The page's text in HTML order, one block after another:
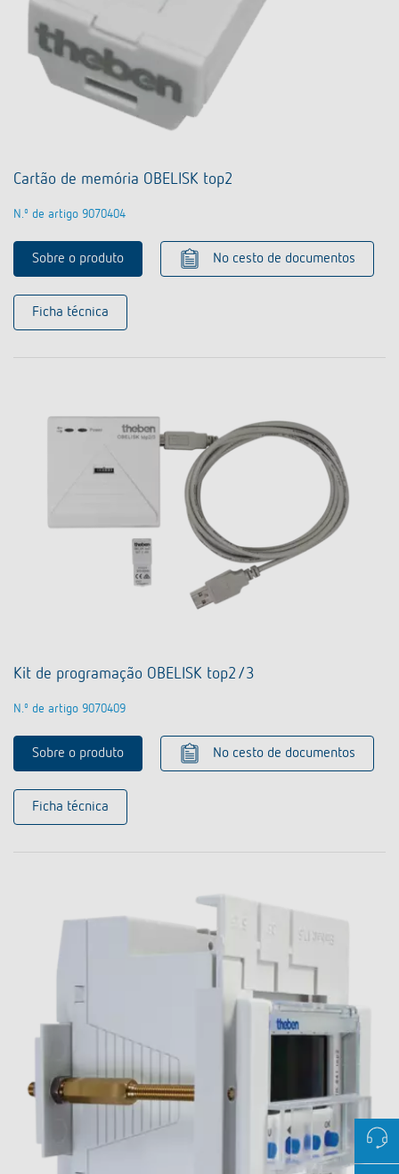
Cartão de memória OBELISK top2
N.º de artigo 9070404
Sobre o produto No cesto de documentos
Ficha técnica
Kit de programação OBELISK top2/3
N.º de artigo 9070409
Sobre o produto No cesto de documentos
Ficha técnica